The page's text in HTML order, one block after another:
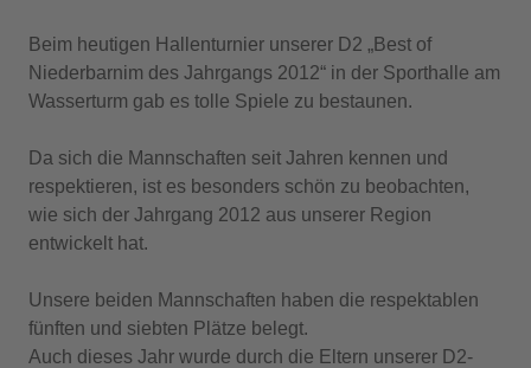
Beim heutigen Hallenturnier unserer D2 „Best of
Niederbarnim des Jahrgangs 2012“ in der Sporthalle am
Wasserturm gab es tolle Spiele zu bestaunen.
Da sich die Mannschaften seit Jahren kennen und
respektieren, ist es besonders schön zu beobachten,
wie sich der Jahrgang 2012 aus unserer Region
entwickelt hat.
Unsere beiden Mannschaften haben die respektablen
fünften und siebten Plätze belegt.
Auch dieses Jahr wurde durch die Eltern unserer D2-